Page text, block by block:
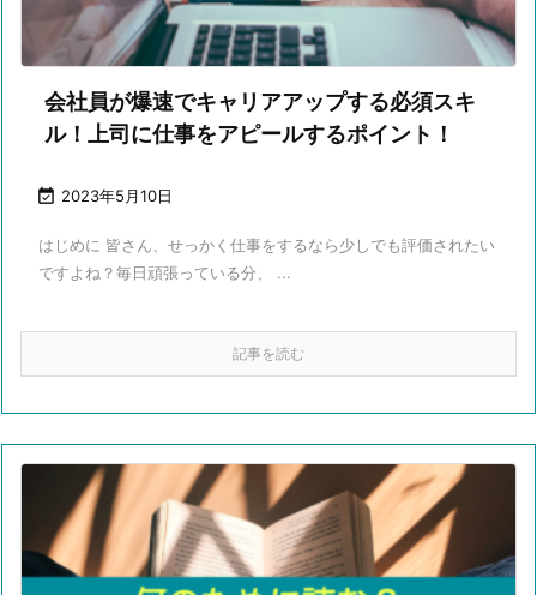
会社員が爆速でキャリアアップする必須スキ
ル！上司に仕事をアピールするポイント！
 2023年5月10日
はじめに 皆さん、せっかく仕事をするなら少しでも評価されたい
ですよね？毎日頑張っている分、 ...
記事を読む